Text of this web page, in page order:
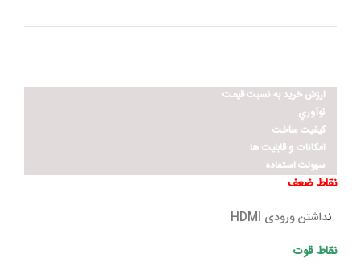
ارزش خريد به نسبت قيمت
نوآوري
کيفيت ساخت
امکانات و قابليت ها
سهولت استفاده
نقاط ضعف
↓نداشتن ورودی HDMI
نقاط قوت